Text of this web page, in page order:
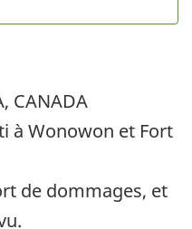
CANADA
à Wonowon et Fort
de dommages, et